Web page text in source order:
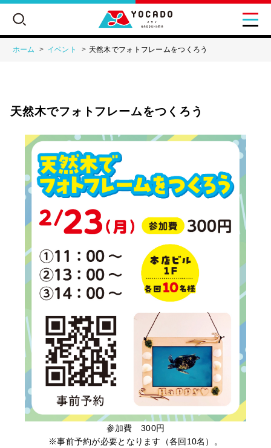
ホーム イベント 天然木でフォトフレームをつくろう
天然木でフォトフレームをつくろう
参加費 300円
※事前予約が必要となります（各回10名）。